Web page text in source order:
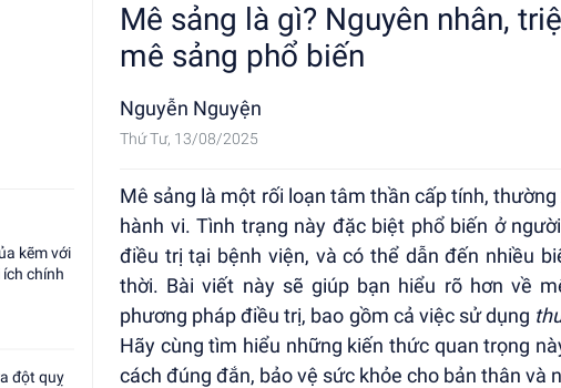
kẽm với
ích chính
đột quỵ
Mê sảng là gì? Nguyên nhân,
mê sảng phổ biến
Nguyễn Nguyện
Thứ Tư, 13/08/2025
Mê sảng là một rối loạn tâm thần cấp tính,
hành vi. Tình trạng này đặc biệt phổ biến ở
điều trị tại bệnh viện, và có thể dẫn đến nhiều
thời. Bài viết này sẽ giúp bạn hiểu rõ hơn về
phương pháp điều trị, bao gồm cả việc sử dụng
Hãy cùng tìm hiểu những kiến thức quan trọng
cách đúng đắn, bảo vệ sức khỏe cho bản thân và